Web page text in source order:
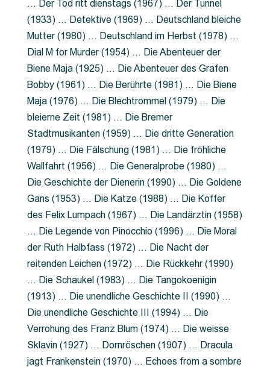
… Der Tod ritt dienstags (1967) … Der Tunnel
(1933) … Detektive (1969) … Deutschland bleiche
Mutter (1980) … Deutschland im Herbst (1978) …
Dial M for Murder (1954) … Die Abenteuer der
Biene Maja (1925) … Die Abenteuer des Grafen
Bobby (1961) … Die Berührte (1981) … Die Biene
Maja (1976) … Die Blechtrommel (1979) … Die
bleierne Zeit (1981) … Die Bremer
Stadtmusikanten (1959) … Die dritte Generation
(1979) … Die Fälschung (1981) … Die fröhliche
Wallfahrt (1956) … Die Generalprobe (1980) …
Die Geschichte der Dienerin (1990) … Die Goldene
Gans (1953) … Die Katze (1988) … Die Koffer
des Felix Lumpach (1967) … Die Landärztin (1958)
… Die Legende von Pinocchio (1996) … Die Moral
der Ruth Halbfass (1972) … Die Nacht der
reitenden Leichen (1972) … Die Rückkehr (1990)
… Die Schaukel (1983) … Die Tangokoenigin
(1913) … Die unendliche Geschichte II (1990) …
Die unendliche Geschichte III (1994) … Die
Verrohung des Franz Blum (1974) … Die weisse
Sklavin (1927) … Dornröschen (1907) … Dracula
jagt Frankenstein (1970) … Echoes from a sombre